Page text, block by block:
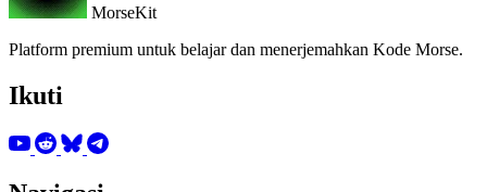
MorseKit
Platform premium untuk belajar dan menerjemahkan Kode Morse.
Ikuti